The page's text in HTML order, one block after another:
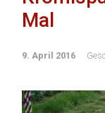
Mal
9. April 2016